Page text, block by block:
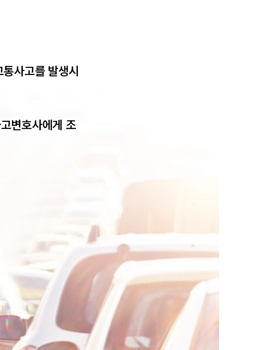
팀소개
팀소개
대륜의 강점
오시는 길
글로벌 파트너 로펌
고객의 소리
통합검색
AI대륜
사고를 발생시
변호사에게 조